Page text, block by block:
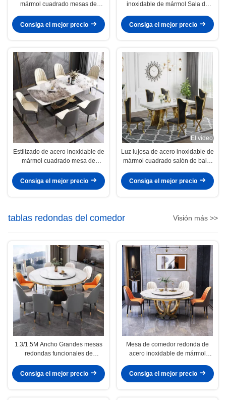
mármol cuadrado mesas de
Consiga el mejor precio
inoxidable de mármol Sala de
Consiga el mejor precio
Estilizado de acero inoxidable de
mármol cuadrado mesa de
Consiga el mejor precio
El video
Luz lujosa de acero inoxidable de
mármol cuadrado salón de baile
Consiga el mejor precio
tablas redondas del comedor Visión más >>
1.3/1.5M Ancho Grandes mesas
redondas funcionales de
Consiga el mejor precio
Mesa de comedor redonda de
acero inoxidable de mármol
Consiga el mejor precio